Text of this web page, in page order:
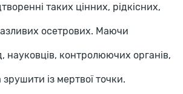
таких цінних, рідкісних,
осетрових. Маючи
науковців, контролюючих органів,
із мертвої точки.